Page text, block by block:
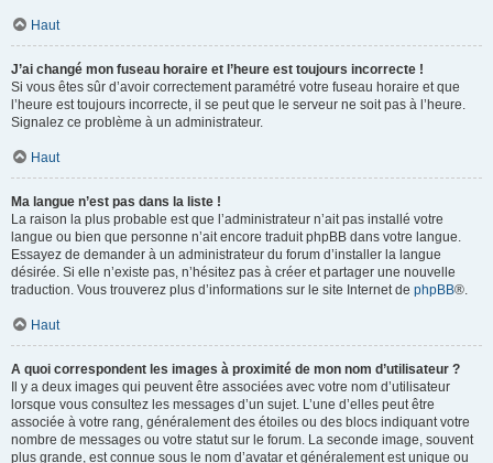
Haut
J’ai changé mon fuseau horaire et l’heure est toujours incorrecte !
Si vous êtes sûr d’avoir correctement paramétré votre fuseau horaire et que
l’heure est toujours incorrecte, il se peut que le serveur ne soit pas à l’heure.
Signalez ce problème à un administrateur.
Haut
Ma langue n’est pas dans la liste !
La raison la plus probable est que l’administrateur n’ait pas installé votre
langue ou bien que personne n’ait encore traduit phpBB dans votre langue.
Essayez de demander à un administrateur du forum d’installer la langue
désirée. Si elle n’existe pas, n’hésitez pas à créer et partager une nouvelle
traduction. Vous trouverez plus d’informations sur le site Internet de phpBB®.
Haut
A quoi correspondent les images à proximité de mon nom d’utilisateur ?
Il y a deux images qui peuvent être associées avec votre nom d’utilisateur
lorsque vous consultez les messages d’un sujet. L’une d’elles peut être
associée à votre rang, généralement des étoiles ou des blocs indiquant votre
nombre de messages ou votre statut sur le forum. La seconde image, souvent
plus grande, est connue sous le nom d’avatar et généralement est unique ou